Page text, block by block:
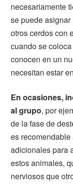
necesariamente
se puede
otros cerdos con
cuando se
conocen en un
necesitan estar
En ocasiones,
al grupo, por
de la fase de
es
adicionales para
estos animales,
nerviosos que